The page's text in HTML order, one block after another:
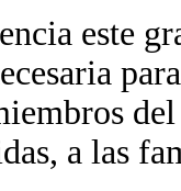
este
a las